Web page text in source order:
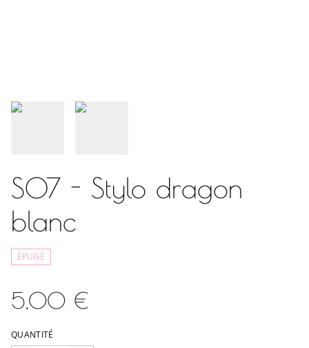
S07 - Stylo dragon
blanc
ÉPUISÉ
5,00 €
QUANTITÉ